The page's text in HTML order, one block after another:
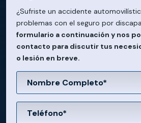
¿Sufriste un accidente
problemas con el seguro por
formulario a continuación y nos
contacto para discutir tus
o lesión en breve.